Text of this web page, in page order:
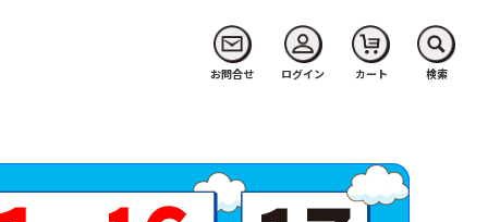
お問合せ ログイン カート 検索